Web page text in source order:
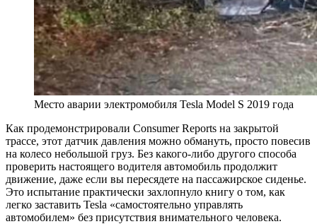
Место аварии электромобиля Tesla Model S 2019 года
Как продемонстрировали Consumer Reports на закрытой
трассе, этот датчик давления можно обмануть, просто повесив
на колесо небольшой груз. Без какого-либо другого способа
проверить настоящего водителя автомобиль продолжит
движение, даже если вы пересядете на пассажирское сиденье.
Это испытание практически захлопнуло книгу о том, как
легко заставить Tesla «самостоятельно управлять
автомобилем» без присутствия внимательного человека.